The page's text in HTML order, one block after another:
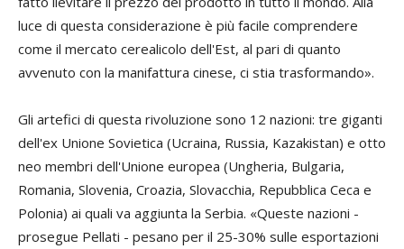
luce di questa considerazione è più facile comprendere
come il mercato cerealicolo dell'Est, al pari di quanto
avvenuto con la manifattura cinese, ci stia trasformando».
Gli artefici di questa rivoluzione sono 12 nazioni: tre giganti
dell'ex Unione Sovietica (Ucraina, Russia, Kazakistan) e otto
neo membri dell'Unione europea (Ungheria, Bulgaria,
Romania, Slovenia, Croazia, Slovacchia, Repubblica Ceca e
Polonia) ai quali va aggiunta la Serbia. «Queste nazioni -
prosegue Pellati - pesano per il 25-30% sulle esportazioni